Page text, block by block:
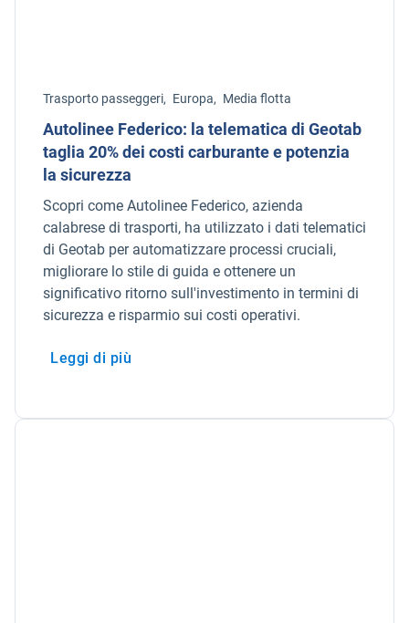
Trasporto passeggeri, Europa, Media flotta
Autolinee Federico: la telematica di Geotab
taglia 20% dei costi carburante e potenzia
la sicurezza
Scopri come Autolinee Federico, azienda
calabrese di trasporti, ha utilizzato i dati telematici
di Geotab per automatizzare processi cruciali,
migliorare lo stile di guida e ottenere un
significativo ritorno sull'investimento in termini di
sicurezza e risparmio sui costi operativi.
Leggi di più